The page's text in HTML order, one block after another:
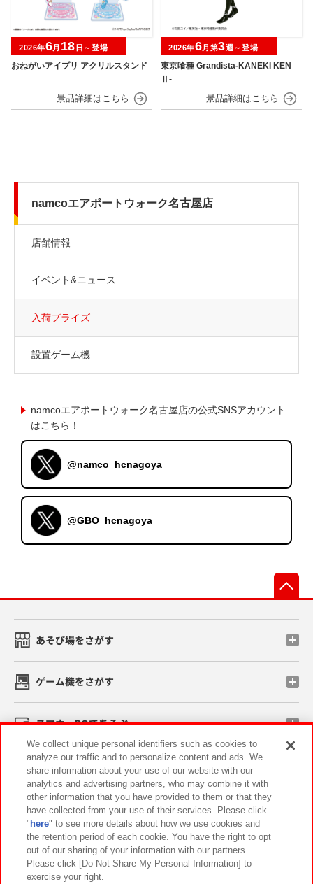
おねがいアイプリ アクリルスタンド
2026年6月 18 日～登場
東京喰種 Grandista-KANEKI KEN
Ⅱ-
2026年6月第3週～登場
namcoエアポートウォーク名古屋店
店舗情報
イベント&ニュース
入荷プライズ
設置ゲーム機
namcoエアポートウォーク名古屋店の公式SNSアカウント
はこちら！
@namco_hcnagoya
@GBO_hcnagoya
あそび場をさがす
ゲーム機をさがす
スマホ・PCであそぶ
イベント・キャンペーン
関連会社 サステナビリティ サイトポリシー
プライバシーポリシー ウェブアクセシビリティ方針と検証結果
お取引先さまとともに
We collect unique personal identifiers such as cookies to
analyze our traffic and to personalize content and ads. We
share information about your use of our website with our
analytics and advertising partners, who may combine it with
other information that you have provided to them or that they
have collected from your use of their services. Please click
" here" to see more details about how we use cookies and
the retention period of each cookie. You have the right to opt
out of our sharing of your information with our partners.
Please click [Do Not Share My Personal Information] to
exercise your right.